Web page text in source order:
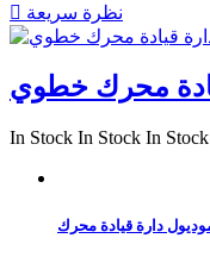
 نظرة سريعة
In Stock In Stock In Stock